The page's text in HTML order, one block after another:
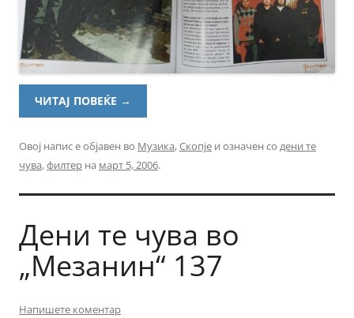
ЧИТАЈ ПОВЕЌЕ →
Овој напис е објавен во Музика,Скопје и означен со дени те
чува,филтер на март 5, 2006.
Дени те чува во
„Мезанин“ 137
Напишете коментар